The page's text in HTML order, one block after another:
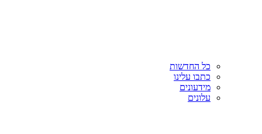
כל החדשות
כתבו עלינו
מידעונים
עלונים